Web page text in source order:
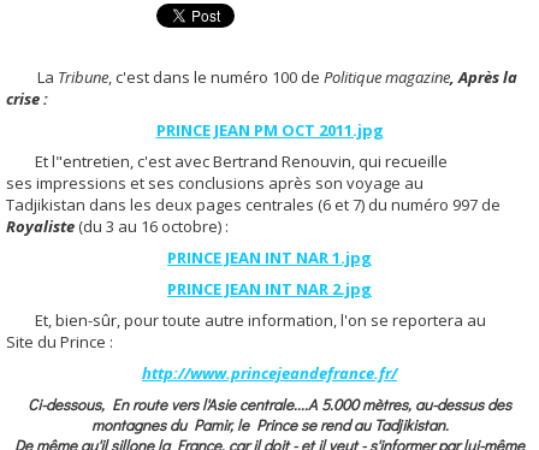
La Tribune , c'est dans le numéro 100 de Politique magazine , Après la
crise :
PRINCE JEAN PM OCT 2011.jpg
Et l"entretien, c'est avec Bertrand Renouvin, qui recueille
ses impressions et ses conclusions après son voyage au
Tadjikistan dans les deux pages centrales (6 et 7) du numéro 997 de
Royaliste (du 3 au 16 octobre) :
PRINCE JEAN INT NAR 1.jpg
PRINCE JEAN INT NAR 2.jpg
Et, bien-sûr, pour toute autre information, l'on se reportera au
Site du Prince :
http://www.princejeandefrance.fr/
Ci-dessous, En route vers l'Asie centrale....A 5.000 mètres, au-dessus des
montagnes du Pamir, le Prince se rend au Tadjikistan.
De même qu'il sillone la France, car il doit - et il veut - s'informer par lui-même